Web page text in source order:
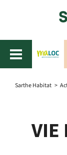
Sarthe Habitat >
VIE